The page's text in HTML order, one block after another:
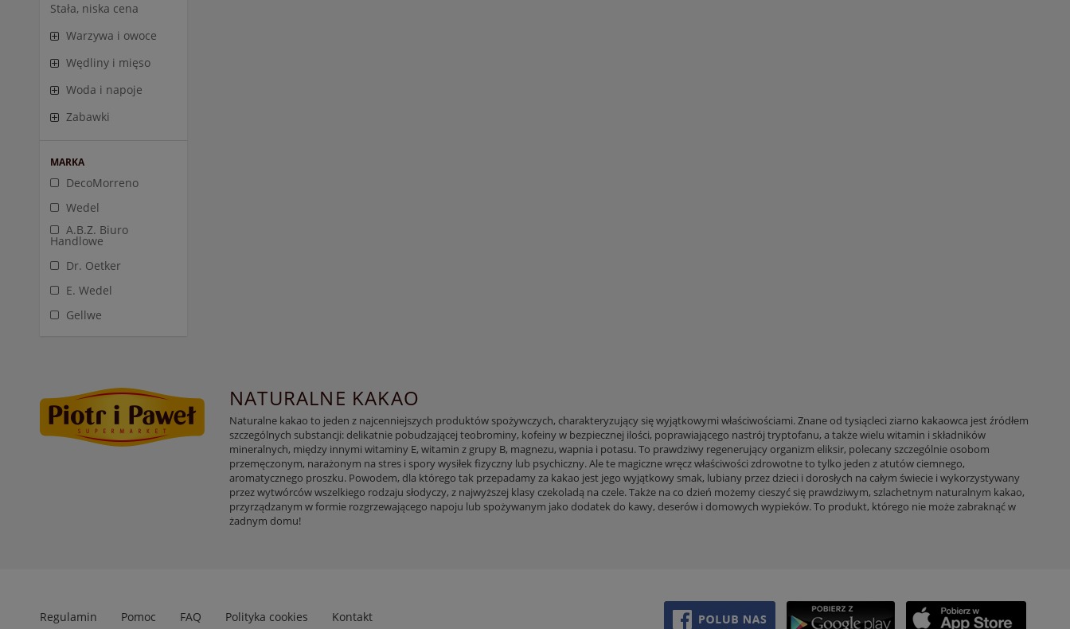
Stała, niska cena
Warzywa i owoce
Wędliny i mięso
Woda i napoje
Zabawki
MARKA
DecoMorreno
Wedel
A.B.Z. Biuro
Handlowe
Dr. Oetker
E. Wedel
Gellwe
NATURALNE KAKAO
Naturalne kakao to jeden z najcenniejszych produktów spożywczych, charakteryzujący się wyjątkowymi właściwościami. Znane od tysiącleci ziarno kakaowca jest źródłem
szczególnych substancji: delikatnie pobudzającej teobrominy, kofeiny w bezpiecznej ilości, poprawiającego nastrój tryptofanu, a także wielu witamin i składników
mineralnych, między innymi witaminy E, witamin z grupy B, magnezu, wapnia i potasu. To prawdziwy regenerujący organizm eliksir, polecany szczególnie osobom
przemęczonym, narażonym na stres i spory wysiłek fizyczny lub psychiczny. Ale te magiczne wręcz właściwości zdrowotne to tylko jeden z atutów ciemnego,
aromatycznego proszku. Powodem, dla którego tak przepadamy za kakao jest jego wyjątkowy smak, lubiany przez dzieci i dorosłych na całym świecie i wykorzystywany
przez wytwórców wszelkiego rodzaju słodyczy, z najwyższej klasy czekoladą na czele. Także na co dzień możemy cieszyć się prawdziwym, szlachetnym naturalnym kakao,
przyrządzanym w formie rozgrzewającego napoju lub spożywanym jako dodatek do kawy, deserów i domowych wypieków. To produkt, którego nie może zabraknąć w
żadnym domu!
Regulamin Pomoc FAQ Polityka cookies Kontakt